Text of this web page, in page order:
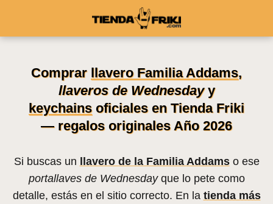
Comprar llavero Familia Addams,
llaveros de Wednesdayy
keychainsoficiales en Tienda Friki
— regalos originales Año 2026
Si buscas un llavero de la Familia Addamso ese
portallaves de Wednesdayque lo pete como
detalle, estás en el sitio correcto. En la tienda más